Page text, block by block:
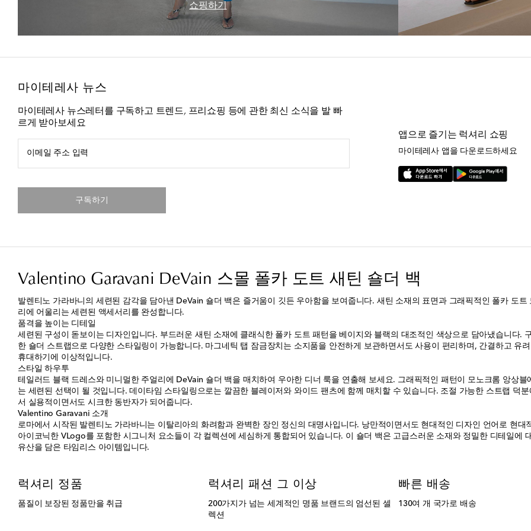
쇼핑하기
마이테레사 뉴스
마이테레사 뉴스레터를 구독하고 트렌드, 프리쇼핑 등에 관한 최신 소식을 발 빠
르게 받아보세요
이메일 주소 입력
구독하기
앱으로 즐기는 럭셔리 쇼핑
마이테레사 앱을 다운로드하세요
Valentino Garavani DeVain 스몰 폴카 도트 새틴 숄더 백
발렌티노 가라바니의 세련된 감각을 담아낸 DeVain 숄더 백은 즐거움이 깃든 우아함을 보여줍니다. 새틴 소재의 표면과 그래픽적인 폴카 도
리에 어울리는 세련된 액세서리를 완성합니다.
품격을 높이는 디테일
세련된 구성이 돋보이는 디자인입니다. 부드러운 새틴 소재에 클래식한 폴카 도트 패턴을 베이지와 블랙의 대조적인 색상으로 담아냈습니다.
한 숄더 스트랩으로 다양한 스타일링이 가능합니다. 마그네틱 탭 잠금장치는 소지품을 안전하게 보관하면서도 사용이 편리하며, 간결하고 유
휴대하기에 이상적입니다.
스타일 하우투
테일러드 블랙 드레스와 미니멀한 주얼리에 DeVain 숄더 백을 매치하여 우아한 디너 룩을 연출해 보세요. 그래픽적인 패턴이 모노크롬 앙상
는 세련된 선택이 될 것입니다. 데이타임 스타일링으로는 깔끔한 블레이저와 와이드 팬츠에 함께 매치할 수 있습니다. 조절 가능한 스트랩 덕
서 실용적이면서도 시크한 동반자가 되어줍니다.
Valentino Garavani 소개
로마에서 시작된 발렌티노 가라바니는 이탈리아의 화려함과 완벽한 장인 정신의 대명사입니다. 낭만적이면서도 현대적인 디자인 언어로 현
아이코닉한 VLogo를 포함한 시그니처 요소들이 각 컬렉션에 세심하게 통합되어 있습니다. 이 숄더 백은 고급스러운 소재와 정밀한 디테일에
유산을 담은 타임리스 아이템입니다.
럭셔리 정품
품질이 보장된 정품만을 취급
럭셔리 패션 그 이상
200가지가 넘는 세계적인 명품 브랜드의 엄선된 셀
렉션
빠른 배송
130여 개 국가로 배송